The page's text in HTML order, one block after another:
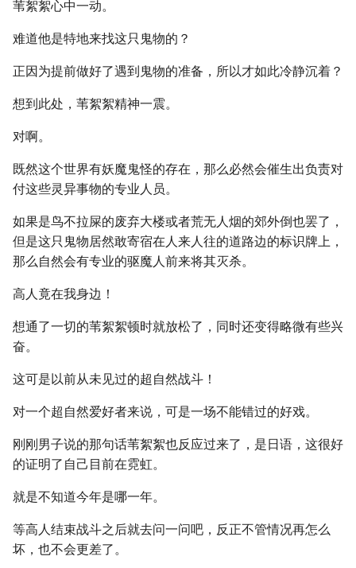
苇絮絮心中一动。
难道他是特地来找这只鬼物的？
正因为提前做好了遇到鬼物的准备，所以才如此冷静沉着？
想到此处，苇絮絮精神一震。
对啊。
既然这个世界有妖魔鬼怪的存在，那么必然会催生出负责对
付这些灵异事物的专业人员。
如果是鸟不拉屎的废弃大楼或者荒无人烟的郊外倒也罢了，
但是这只鬼物居然敢寄宿在人来人往的道路边的标识牌上，
那么自然会有专业的驱魔人前来将其灭杀。
高人竟在我身边！
想通了一切的苇絮絮顿时就放松了，同时还变得略微有些兴
奋。
这可是以前从未见过的超自然战斗！
对一个超自然爱好者来说，可是一场不能错过的好戏。
刚刚男子说的那句话苇絮絮也反应过来了，是日语，这很好
的证明了自己目前在霓虹。
就是不知道今年是哪一年。
等高人结束战斗之后就去问一问吧，反正不管情况再怎么
坏，也不会更差了。